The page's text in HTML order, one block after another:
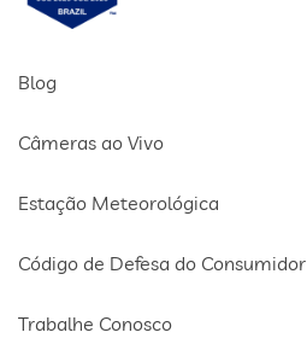
Blog
Câmeras ao Vivo
Estação Meteorológica
Código de Defesa do Consumidor
Trabalhe Conosco